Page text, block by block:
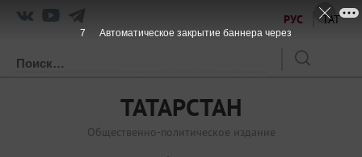
РУС ТАТ
ТАТАРСТАН
Общественно-политическое издание
7 Автоматическое закрытие баннера через